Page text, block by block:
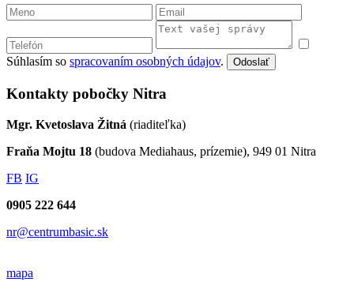
Súhlasím so spracovaním osobných údajov. Odoslať
Kontakty pobočky Nitra
Mgr. Kvetoslava Žitná (riaditeľka)
Fraňa Mojtu 18 (budova Mediahaus, prízemie), 949 01 Nitra
FB IG
0905 222 644
nr@centrumbasic.sk
mapa